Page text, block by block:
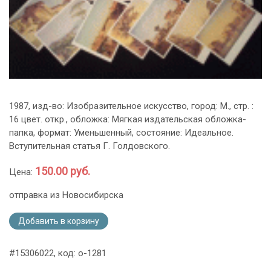
1987, изд-во: Изобразительное искусство, город: M., стр. :
16 цвет. откр., обложка: Мягкая издательская обложка-
папка, формат: Уменьшенный, состояние: Идеальное.
Вступительная статья Г. Голдовского.
Цена: 150.00 руб.
отправка из Новосибирска
Добавить в корзину
#15306022, код: o-1281